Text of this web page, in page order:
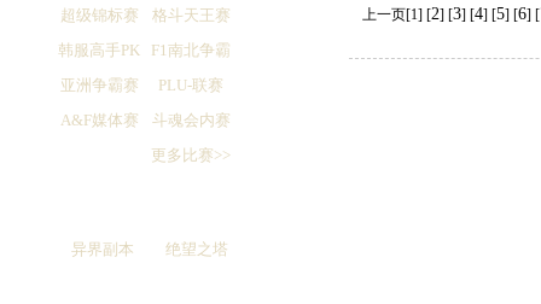
超级锦标赛
格斗天王赛
韩服高手PK
F1南北争霸
亚洲争霸赛
PLU-联赛
A&F媒体赛
斗魂会内赛
更多比赛>>
异界副本 绝望之塔
上一页[1] [2] [3] [4] [5] [6] [